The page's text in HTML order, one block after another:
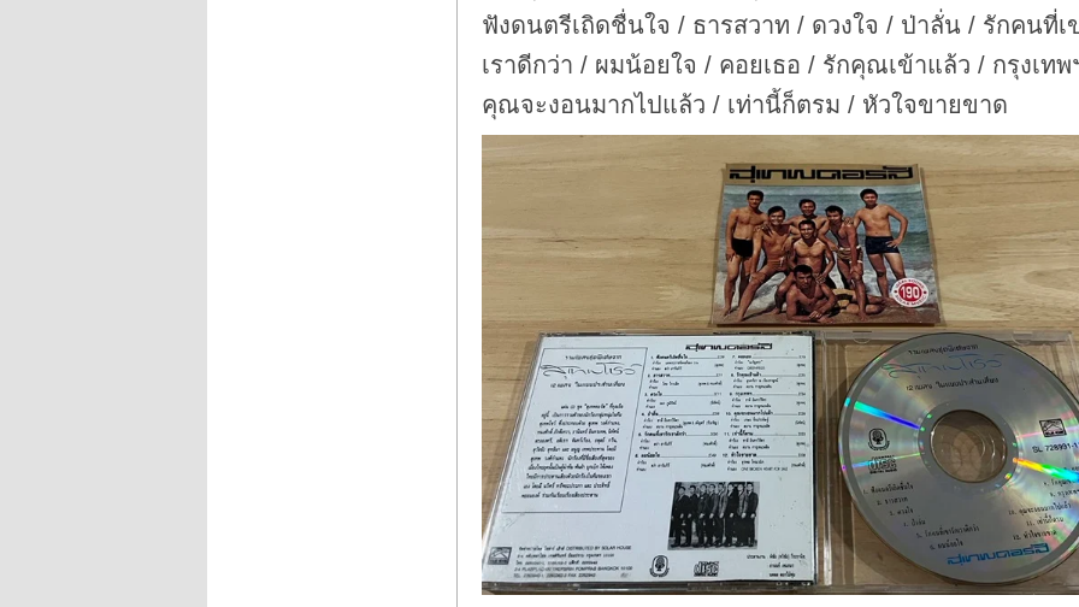
ฟังดนตรีเถิดชื่นใจ / ธารสวาท / ดวงใจ / ป่าลั่น / รักคนที่เ
เราดีกว่า / ผมน้อยใจ / คอยเธอ / รักคุณเข้าแล้ว / กรุงเทพ
คุณจะงอนมากไปแล้ว / เท่านี้ก็ตรม / หัวใจขายขาด